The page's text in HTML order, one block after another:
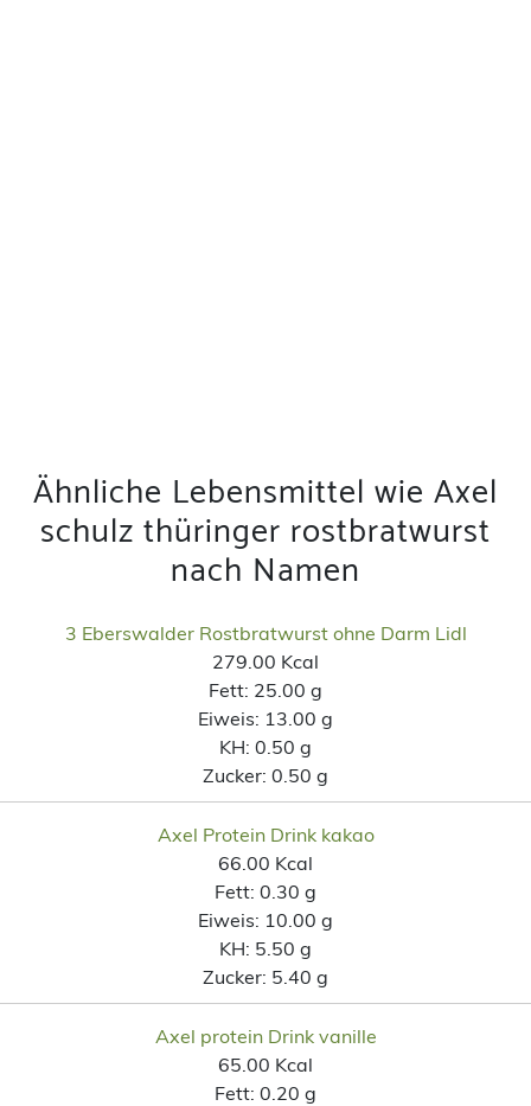
Ähnliche Lebensmittel wie Axel
schulz thüringer rostbratwurst
nach Namen
3 Eberswalder Rostbratwurst ohne Darm Lidl
279.00 Kcal
Fett: 25.00 g
Eiweis: 13.00 g
KH: 0.50 g
Zucker: 0.50 g
Axel Protein Drink kakao
66.00 Kcal
Fett: 0.30 g
Eiweis: 10.00 g
KH: 5.50 g
Zucker: 5.40 g
Axel protein Drink vanille
65.00 Kcal
Fett: 0.20 g